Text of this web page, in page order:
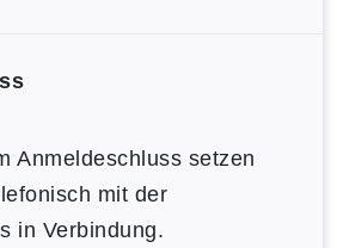
Anmeldeschluss setzen
mit der
in Verbindung.